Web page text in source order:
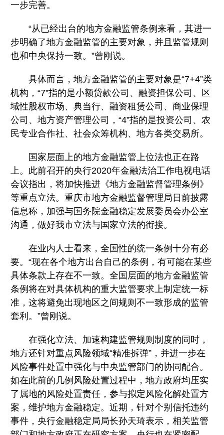
一步完善。
“从已经出台的地方金融监管条例来看，其进一
步明确了地方金融监管的主要对象，并且监管规则
也和中央保持一致。”曾刚说。
具体而言，地方金融监管的主要对象是“7+4”类
机构，“7”指的是小额贷款公司、融资担保公司、区
域性股权市场、典当行、融资租赁公司、商业保理
公司、地方资产管理公司，“4”指的是投资公司、农
民专业合作社、社会众筹机构、地方各类交易所。
国家层面上的地方金融监管上位法也正在路
上。此前召开的央行2020年金融法治工作电视电话
会议指出，将加快推进《地方金融监督管理条例》
等重点立法。重庆市地方金融监督管理局日前披露
信息称，加强与国务院金融稳定发展委员会办公室
沟通，做好我市立法与国家立法的衔接。
在业内人士看来，全国性的统一条例十分有必
要。“现在各个地方出台自己的条例，有可能在某些
具体条款上存在不一致。全国层面的地方金融监管
条例将在对具体机构的重大监管要求上制定统一标
准，这将避免出现地区之间规则不一致形成的监管
套利。”曾刚说。
在强化立法、加速构建监管规则制度的同时，
地方还针对重点风险领域“精准拆弹”，并进一步在
风险事件处置中强化与中央监管部门的协同配合。
如在此前的几例风险处置过程中，地方政府均压实
了属地的风险处置责任，参与拟定风险化解处置方
案，维护地方金融稳定。近期，针对个别信托违约
事件，央行金融稳定局局长孙天琦表示，相关监管